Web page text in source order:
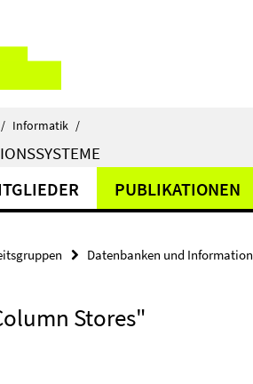
/ Informatik /
PUBLIKATIONEN
Datenbanken und
Stores"